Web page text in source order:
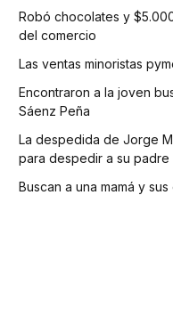
Robó chocolates y
del comercio
Las ventas minoristas
Encontraron a la joven
Sáenz Peña
La despedida de Jorge
para despedir a su padre
Buscan a una mamá y